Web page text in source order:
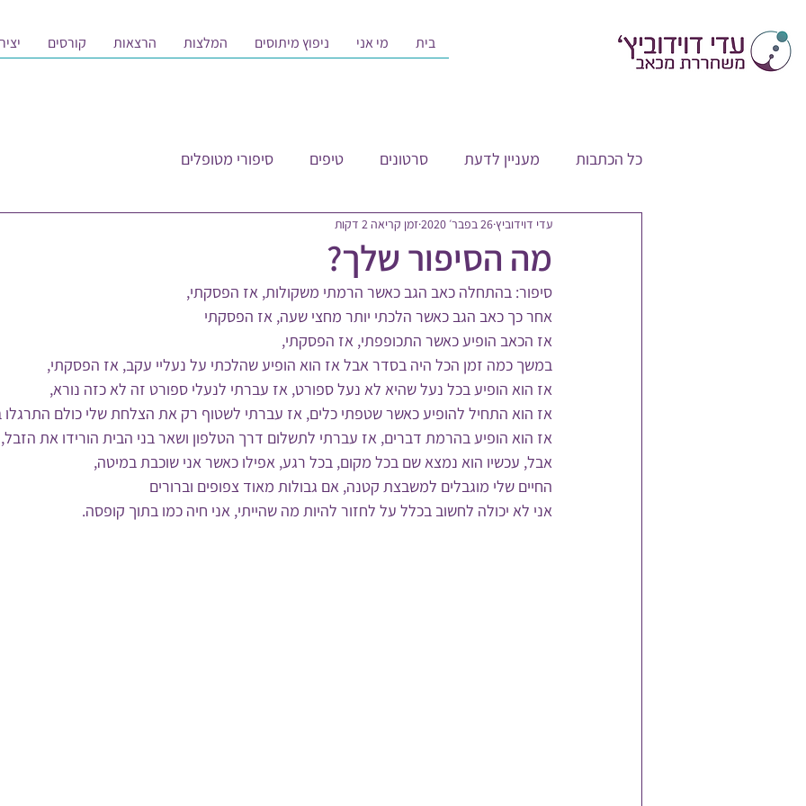
בית מי אני ניפוץ מיתוסים המלצות הרצאות קורסים
כל הכתבות מעניין לדעת סרטונים טיפים סיפורי מטופלים
מה הסיפור שלך?
עדי דוידוביץ26 בפבר׳ 2020 זמן קריאה 2 דקות
סיפור: בהתחלה כאב הגב כאשר הרמתי משקולות, אז הפסקתי,
אחר כך כאב הגב כאשר הלכתי יותר מחצי שעה, אז הפסקתי
אז הכאב הופיע כאשר התכופפתי, אז הפסקתי,
במשך כמה זמן הכל היה בסדר אבל אז הוא הופיע שהלכתי על נעליי עקב, אז הפסקתי,
אז הוא הופיע בכל נעל שהיא לא נעל ספורט, אז עברתי לנעלי ספורט זה לא כזה נורא,
אז הוא התחיל להופיע כאשר שטפתי כלים, אז עברתי לשטוף רק את הצלחת שלי כולם התרגלו
אז הוא הופיע בהרמת דברים, אז עברתי לתשלום דרך הטלפון ושאר בני הבית הורידו את הזבל,
אבל, עכשיו הוא נמצא שם בכל מקום, בכל רגע, אפילו כאשר אני שוכבת במיטה,
החיים שלי מוגבלים למשבצת קטנה, אם גבולות מאוד צפופים וברורים
אני לא יכולה לחשוב בכלל על לחזור להיות מה שהייתי, אני חיה כמו בתוך קופסה.